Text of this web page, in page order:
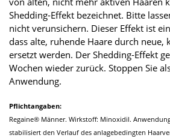
Shedding-Effekt bezeichnet. Bitte
nicht verunsichern. Dieser Effekt ist
dass alte, ruhende Haare durch neue,
ersetzt werden. Der Shedding-Effekt
Wochen wieder zurück. Stoppen Sie
Anwendung.
Pflichtangaben:
Regaine® Männer. Wirkstoff: Minoxidil.
stabilisiert den Verlauf des anlagebedingten